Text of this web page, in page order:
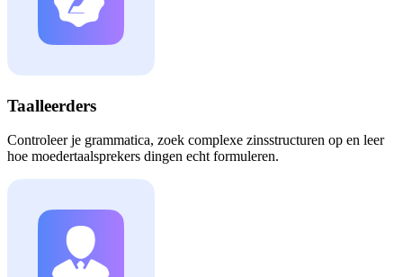
Taalleerders
Controleer je grammatica, zoek complexe zinsstructuren op en leer
hoe moedertaalsprekers dingen echt formuleren.